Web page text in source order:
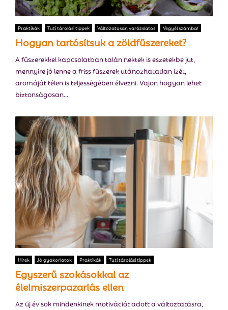
Praktikák Tuti tárolási tippek Változatosan varázslatos Vegyél számba!
Hogyan tartósítsuk a zöldfűszereket?
A fűszerekkel kapcsolatban talán nektek is eszetekbe jut,
mennyire jó lenne a friss fűszerek utánozhatatlan ízét,
aromáját télen is teljességében élvezni. Vajon hogyan lehet
biztonságosan...
Hírek Jó gyakorlatok Praktikák Tuti tárolási tippek
Egyszerű szokásokkal az
élelmiszerpazarlás ellen
Az új év sok mindenkinek motivációt adott a változtatásra,